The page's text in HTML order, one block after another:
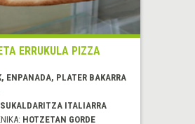
ERRUKULA PIZZA
ENPANADA, PLATER BAKARRA
SUKALDARITZA ITALIARRA
HOTZETAN GORDE